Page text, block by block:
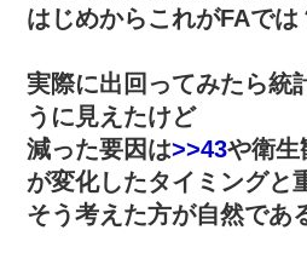
はじめからこれがFAでは
実際に出回ってみたら統
うに見えたけど
減った要因は>>43や衛生
が変化したタイミングと
そう考えた方が自然であ